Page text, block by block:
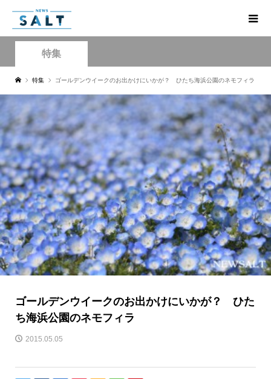
特集
特集 ゴールデンウイークのお出かけにいかが？ ひたち海浜公園のネモフィラ
ゴールデンウイークのお出かけにいかが？ ひた
ち海浜公園のネモフィラ
2015.05.05